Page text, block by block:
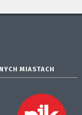
MIASTACH